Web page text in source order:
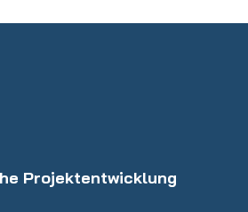
Projektentwicklung